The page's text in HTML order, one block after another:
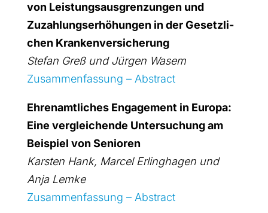
von Leis­tungs­aus­gren­zun­gen und
Zuzah­lungs­er­hö­hun­gen in der Gesetz­li­
chen Kran­ken­ver­si­che­rung
Ste­fan Greß und Jür­gen Wasem
Zusam­men­fas­sung – Abs­tract
Ehren­amt­li­ches Enga­ge­ment in Euro­pa:
Eine ver­glei­chen­de Unter­su­chung am
Bei­spiel von Senio­ren
Kars­ten Hank, Mar­cel Erling­ha­gen und
Anja Lem­ke
Zusam­men­fas­sung – Abs­tract